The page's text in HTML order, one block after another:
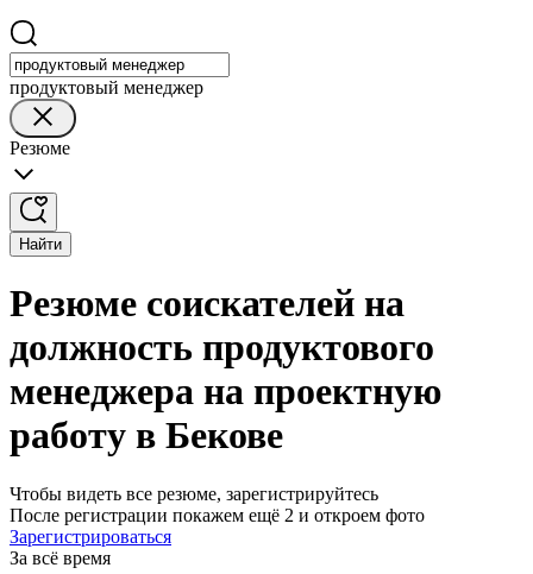
продуктовый менеджер
Резюме
Найти
Резюме соискателей на
должность продуктового
менеджера на проектную
работу в Бекове
Чтобы видеть все резюме, зарегистрируйтесь
После регистрации покажем ещё 2 и откроем фото
Зарегистрироваться
За всё время